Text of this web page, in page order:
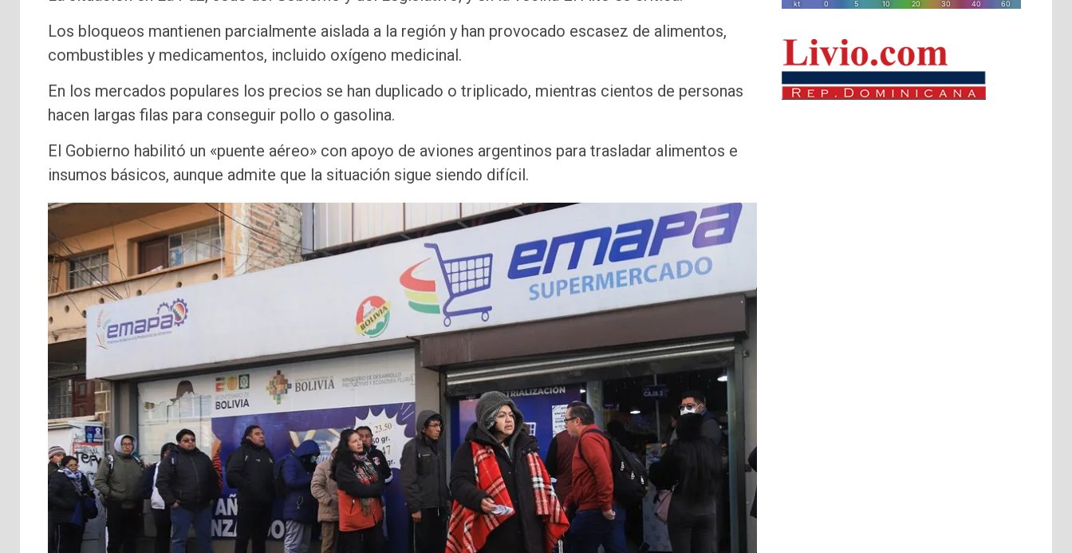
Los bloqueos mantienen parcialmente aislada a la región y han provocado escasez de alimentos,
combustibles y medicamentos, incluido oxígeno medicinal.
En los mercados populares los precios se han duplicado o triplicado, mientras cientos de personas
hacen largas filas para conseguir pollo o gasolina.
El Gobierno habilitó un «puente aéreo» con apoyo de aviones argentinos para trasladar alimentos e
insumos básicos, aunque admite que la situación sigue siendo difícil.